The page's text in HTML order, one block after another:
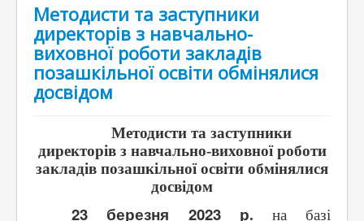
Структура
Документація
Конкурси та змагання
Дистанційне навчання
Методисти та заступники
директорів з навчально-
виховної роботи закладів
позашкільної освіти обмінялися
досвідом
Методисти та заступники
директорів з навчально-виховної роботи
закладів позашкільної освіти обмінялися
досвідом
23 березня 2023 р. на базі